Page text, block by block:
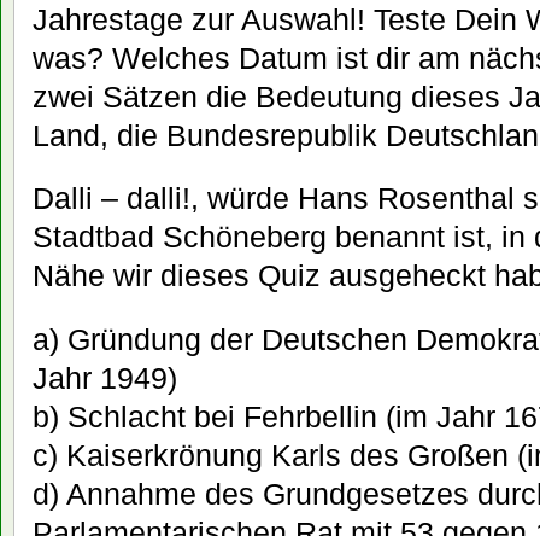
Jahrestage zur Auswahl! Teste Dein
was? Welches Datum ist dir am
zwei Sätzen die Bedeutung dieses
Land, die Bundesrepublik
Dalli – dalli!, würde Hans Rosenthal
Stadtbad Schöneberg benannt ist, in
Nähe wir dieses Quiz ausgeheckt
a) Gründung der Deutschen
Jahr 1949)
b) Schlacht bei Fehrbellin (im Jahr
c) Kaiserkrönung Karls des Großen
d) Annahme des Grundgesetzes